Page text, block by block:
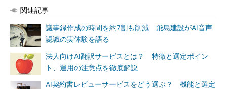
関連記事
議事録作成の時間を約7割も削減 飛島建設がAI音声
認識の実体験を語る
法人向けAI翻訳サービスとは？ 特徴と選定ポイン
ト、運用の注意点を徹底解説
AI契約書レビューサービスをどう選ぶ？ 機能と選定